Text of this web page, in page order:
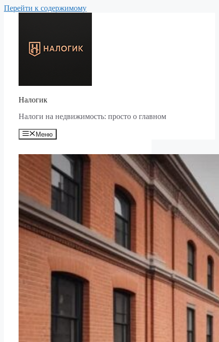
Перейти к содержимому
Налогик
Налоги на недвижимость: просто о главном
Меню